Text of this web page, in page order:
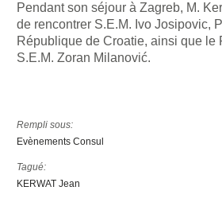
Pendant son séjour à Zagreb, M.
de rencontrer S.E.M. Ivo Josipovic,
République de Croatie, ainsi que le
S.E.M. Zoran Milanović.
Rempli sous:
Evènements Consul
Tagué:
KERWAT Jean